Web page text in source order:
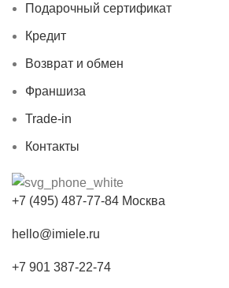
Подарочный сертификат
Кредит
Возврат и обмен
Франшиза
Trade-in
Контакты
+7 (495) 487-77-84 Москва
hello@imiele.ru
+7 901 387-22-74